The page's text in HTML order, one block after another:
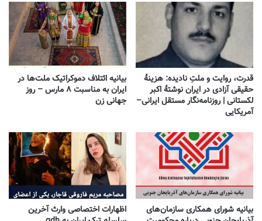
قدرت، روایت و ملتِ نادیده: هزینهٔ
حقیقی آزادی در ایران نوشتهٔ اکبر
لکستانی | روزنامه‌نگار مستقل ایرانی–
آمریکایی
بیانیه ائتلاف دموکراتیک ملت‌ها در
ایران به مناسبت ۸ مارس – روز
جهانی زن
بیانیه شورای همکاری سازمان‌های
اظهارات اختصاصی وارث آخرین